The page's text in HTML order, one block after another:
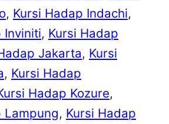
, Kursi Hadap Indachi
Inviniti, Kursi Hadap
Jakarta, Kursi
, Kursi Hadap
Hadap Kozure
Lampung, Kursi Hadap